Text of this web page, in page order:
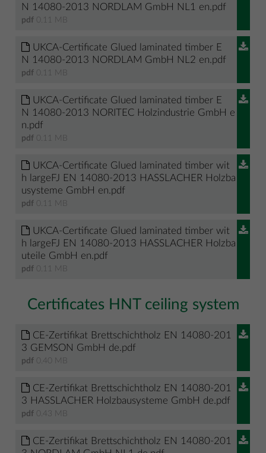
N 14080-2013 NORDLAM GmbH NL1 en.pdf
pdf 0.11 MB
UKCA-Certificate Glued laminated timber E
N 14080-2013 NORDLAM GmbH NL2 en.pdf
pdf 0.11 MB
UKCA-Certificate Glued laminated timber E
N 14080-2013 NORITEC Holzindustrie GmbH e
n.pdf
pdf 0.11 MB
UKCA-Certificate Glued laminated timber wit
h largeFJ EN 14080-2013 HASSLACHER Holzba
usysteme GmbH en.pdf
pdf 0.11 MB
UKCA-Certificate Glued laminated timber wit
h largeFJ EN 14080-2013 HASSLACHER Holzba
uteile GmbH en.pdf
pdf 0.11 MB
Certificates HNT ceiling system
CE-Zertifikat Brettschichtholz EN 14080-201
3 GEMSON GmbH de.pdf
pdf 0.40 MB
CE-Zertifikat Brettschichtholz EN 14080-201
3 HASSLACHER Holzbausysteme GmbH de.pdf
pdf 0.43 MB
CE-Zertifikat Brettschichtholz EN 14080-201